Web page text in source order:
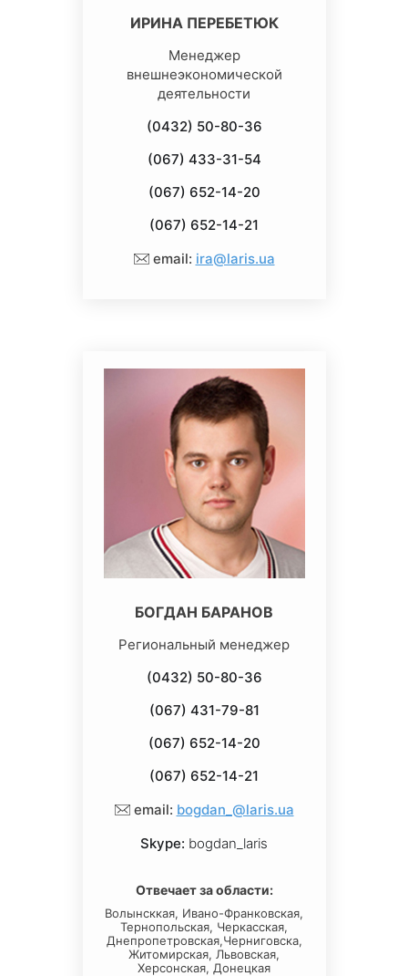
ИРИНА ПЕРЕБЕТЮК
Менеджер
внешнеэкономической
деятельности
(0432) 50-80-36
(067) 433-31-54
(067) 652-14-20
(067) 652-14-21
email: ira@laris.ua
БОГДАН БАРАНОВ
Региональный менеджер
(0432) 50-80-36
(067) 431-79-81
(067) 652-14-20
(067) 652-14-21
email: bogdan_@laris.ua
Skype: bogdan_laris
Отвечает за области:
Волынсккая, Ивано-Франковская,
Тернопольская, Черкасская,
Днепропетровская,Черниговска,
Житомирская, Львовская,
Херсонская, Донецкая